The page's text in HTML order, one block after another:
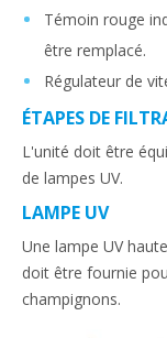
Témoin rouge
être remplacé.
Régulateur de
ÉTAPES DE
L'unité doit être
de lampes UV.
LAMPE UV
Une lampe UV
doit être fournie
champignons.